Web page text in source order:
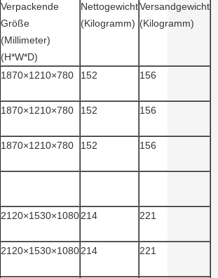
Verpackende
Größe
(Millimeter)
(H*W*D)
Nettogewicht
(Kilogramm)
Versandgewicht
(Kilogramm)
1870×1210×780 152 156
1870×1210×780 152 156
1870×1210×780 152 156
2120×1530×1080214 221
2120×1530×1080214 221